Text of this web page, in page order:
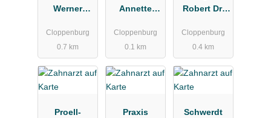
Werner
Cloppenburg
0.7 km
Annette
Zahnheilkun
de, Zeitner
Karin Praxis
für
Zahnheilkun
Cloppenburg
0.1 km
Robert Dr.
Oralchirurgi
e
Implantologi
e
Cloppenburg
0.4 km
Proell-
Praxis
Schwerdt